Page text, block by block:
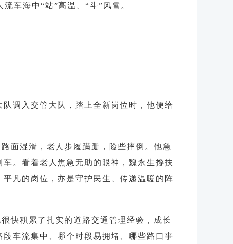
车海中“站”高温、“斗”风雪。
调入交管大队，踏上全新岗位时，他便给
面湿滑，老人步履蹒跚，险些摔倒。他急
。看着老人焦急无助的眼神，魏永生搀扶
凡的岗位，亦是守护民生、传递温暖的阵
快积累了扎实的道路交通管理经验，成长
车流集中、哪个时段易拥堵、哪些路口事